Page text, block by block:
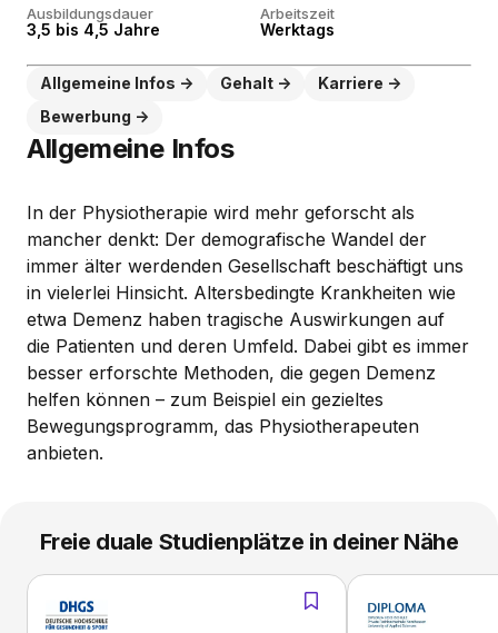
Ausbildungsdauer
3,5 bis 4,5 Jahre
Arbeitszeit
Werktags
Allgemeine Infos Gehalt
Karriere
Bewerbung
Allgemeine Infos
In der Physiotherapie wird mehr geforscht als
mancher denkt: Der demografische Wandel der
immer älter werdenden Gesellschaft beschäftigt uns
in vielerlei Hinsicht. Altersbedingte Krankheiten wie
etwa Demenz haben tragische Auswirkungen auf
die Patienten und deren Umfeld. Dabei gibt es immer
besser erforschte Methoden, die gegen Demenz
helfen können – zum Beispiel ein gezieltes
Bewegungsprogramm, das Physiotherapeuten
anbieten.
Freie duale Studienplätze in deiner Nähe